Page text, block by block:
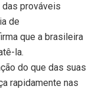
das prováveis
de
que a brasileira
la.
do que das suas
rapidamente nas